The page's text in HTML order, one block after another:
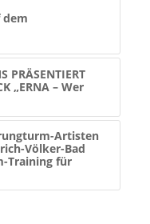
dem
PRÄSENTIERT
„ERNA – Wer
Artisten
Völker-Bad
Training für